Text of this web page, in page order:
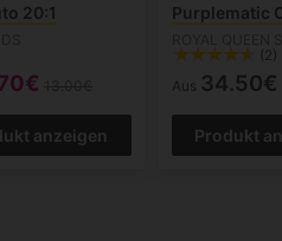
20:1
anzeigen
Purplematic
(2)
Aus 34.50€
Produkt